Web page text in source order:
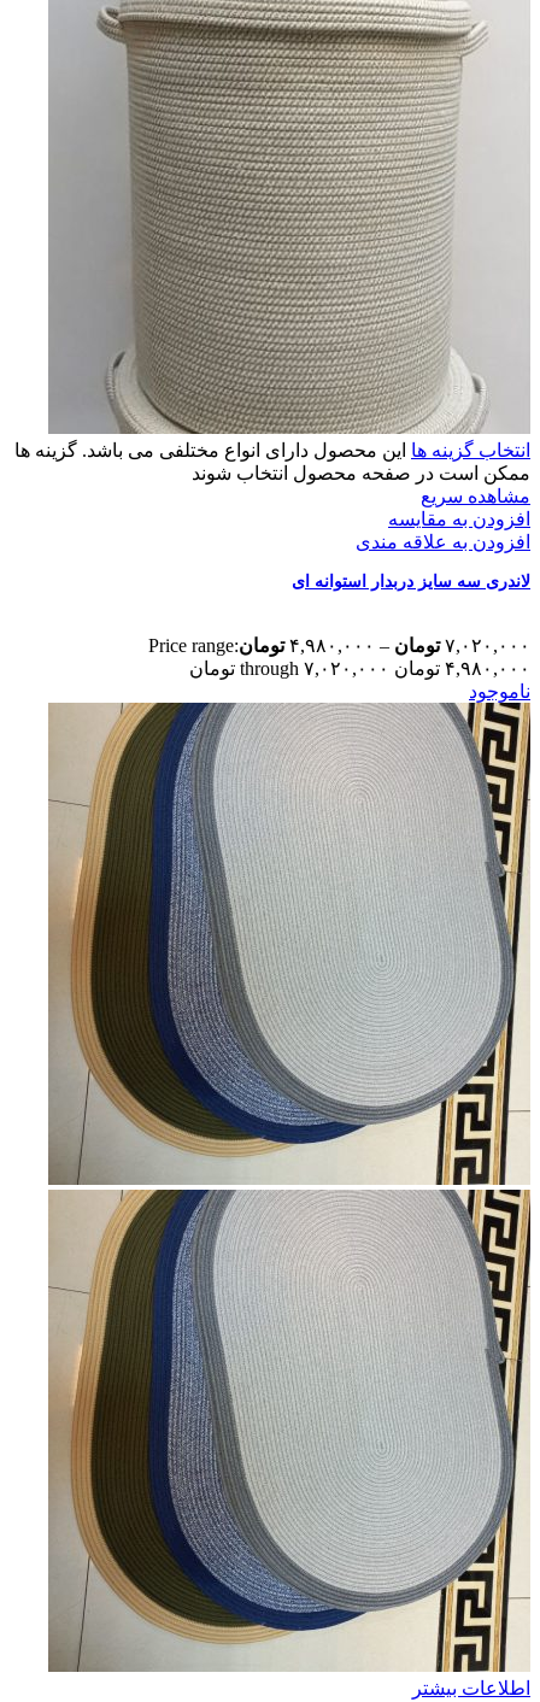
انتخاب گزینه ها این محصول دارای انواع مختلفی می باشد. گزینه ها
ممکن است در صفحه محصول انتخاب شوند
مشاهده سریع
افزودن به مقایسه
افزودن به علاقه مندی
لاندری سه سایز دربدار استوانه ای
۷,۰۲۰,۰۰۰ تومان – ۴,۹۸۰,۰۰۰ تومانPrice range:
۴,۹۸۰,۰۰۰ تومان through ۷,۰۲۰,۰۰۰ تومان
ناموجود
اطلاعات بیشتر